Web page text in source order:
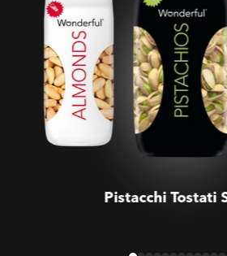
Pistacchi Tostati